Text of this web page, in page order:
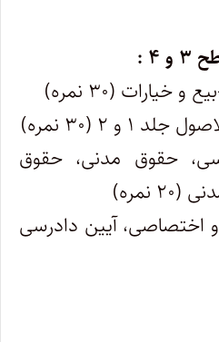
خیارات (۳۰ نمره)
و ۲ (۳۰ نمره)
حقوق مدنی، حقوق
نمره)
اختصاصی، آیین دادرسی